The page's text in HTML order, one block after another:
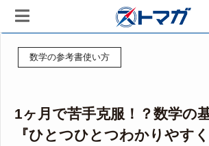
数学の参考書使い方
1ヶ月で苦手克服！？数学の
『ひとつひとつわかりやす